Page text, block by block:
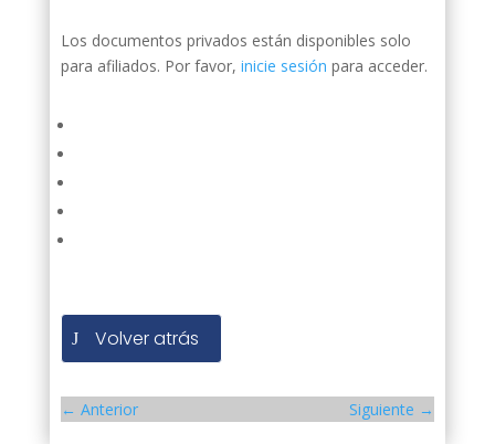
Los documentos privados están disponibles solo
para afiliados. Por favor, inicie sesión para acceder.
Volver atrás
← Anterior Siguiente →